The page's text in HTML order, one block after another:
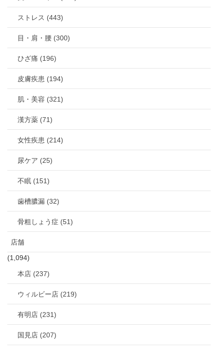
ストレス (443)
目・肩・腰 (300)
ひざ痛 (196)
皮膚疾患 (194)
肌・美容 (321)
漢方薬 (71)
女性疾患 (214)
尿ケア (25)
不眠 (151)
歯槽膿漏 (32)
骨粗しょう症 (51)
店舗
(1,094)
本店 (237)
ウィルビー店 (219)
有明店 (231)
国見店 (207)